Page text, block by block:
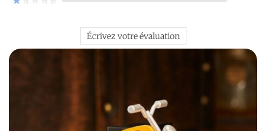
Écrivez votre évaluation